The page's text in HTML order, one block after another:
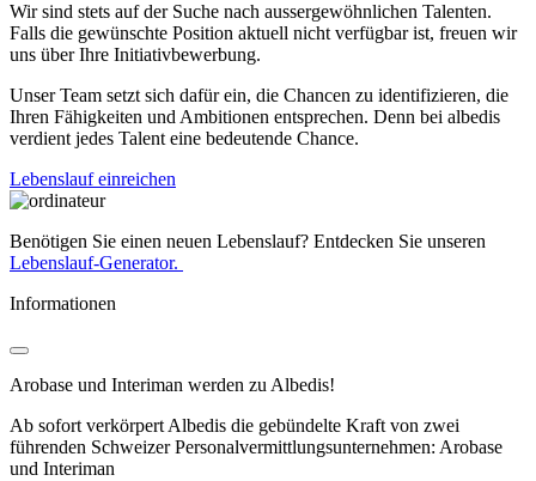
Wir sind stets auf der Suche nach aussergewöhnlichen Talenten.
Falls die gewünschte Position aktuell nicht verfügbar ist, freuen wir
uns über Ihre Initiativbewerbung.
Unser Team setzt sich dafür ein, die Chancen zu identifizieren, die
Ihren Fähigkeiten und Ambitionen entsprechen. Denn bei albedis
verdient jedes Talent eine bedeutende Chance.
Lebenslauf einreichen
Benötigen Sie einen neuen Lebenslauf? Entdecken Sie unseren
Lebenslauf-Generator.
Informationen
Arobase und Interiman werden zu Albedis!
Ab sofort verkörpert Albedis die gebündelte Kraft von zwei
führenden Schweizer Personalvermittlungsunternehmen: Arobase
und Interiman